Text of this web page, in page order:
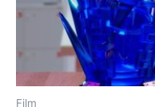
Film